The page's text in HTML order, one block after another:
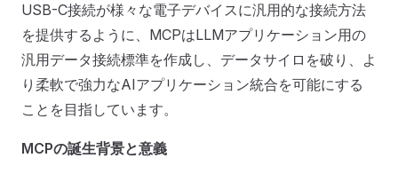
USB-C接続が様々な電子デバイスに汎用的な接続方法
を提供するように、MCPはLLMアプリケーション用の
汎用データ接続標準を作成し、データサイロを破り、よ
り柔軟で強力なAIアプリケーション統合を可能にする
ことを目指しています。
MCPの誕生背景と意義